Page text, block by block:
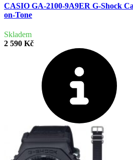
CASIO GA-2100-9A9ER G-Shock
on-Tone
Skladem
2 590 Kč